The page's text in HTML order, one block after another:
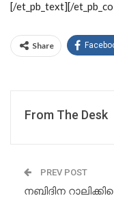
[/et_pb_text][/
Share
From The Desk
PREV POST
നബിദിന